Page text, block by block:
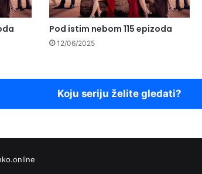
Pod istim nebom 115 epizoda
12/06/2025
Koju seriju želite gledati?